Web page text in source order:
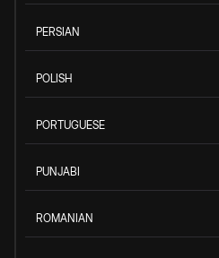
PERSIAN
POLISH
PORTUGUESE
PUNJABI
ROMANIAN